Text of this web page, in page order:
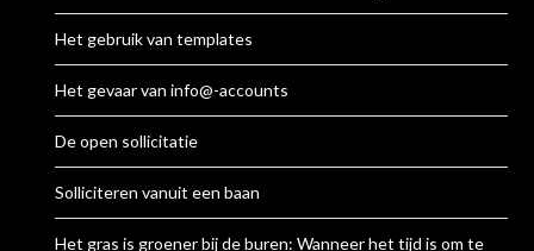
Het gebruik van templates
Het gevaar van info@-accounts
De open sollicitatie
Solliciteren vanuit een baan
Het gras is groener bij de buren: Wanneer het tijd is om te